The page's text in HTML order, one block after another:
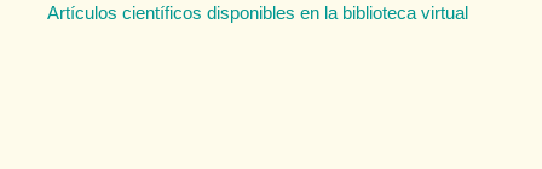
Artículos científicos disponibles en la biblioteca virtual